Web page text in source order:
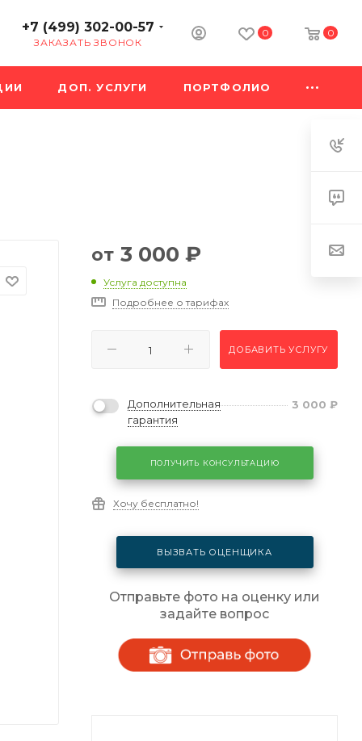
+7 (499) 302-00-57
ЗАКАЗАТЬ ЗВОНОК
0 0
ДОП. УСЛУГИ ПОРТФОЛИО
от 3 000 ₽
Услуга доступна
Подробнее о тарифах
ДОБАВИТЬ УСЛУГУ
Дополнительная
гарантия
3 000 ₽
ПОЛУЧИТЬ КОНСУЛЬТАЦИЮ
Хочу бесплатно!
ВЫЗВАТЬ ОЦЕНЩИКА
Отправьте фото на оценку или
задайте вопрос